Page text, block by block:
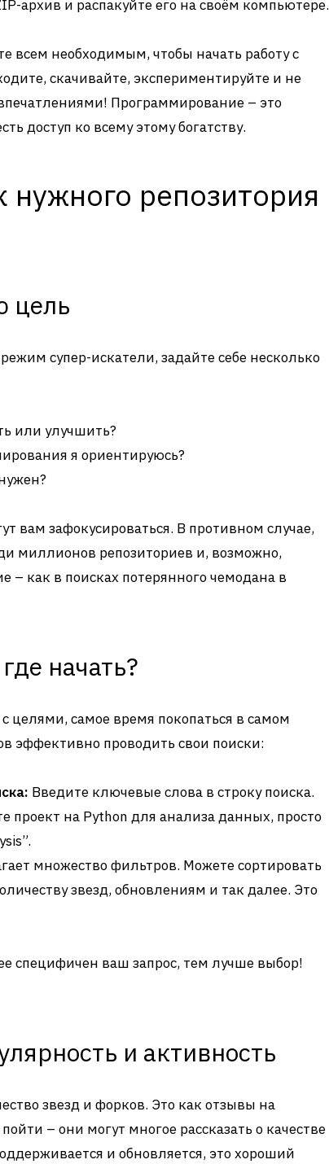
архив и распакуйте его на своём компьютере.
всем необходимым, чтобы начать работу с
скачивайте, экспериментируйте и не
Программирование – это
доступ ко всему этому богатству.
репозитория
цель
супер-искатели, задайте себе несколько
или улучшить?
я ориентируюсь?
вам зафокусироваться. В противном случае,
миллионов репозиториев и, возможно,
– как в поисках потерянного чемодана в
начать?
целями, самое время покопаться в самом
эффективно проводить свои поиски:
Введите ключевые слова в строку поиска.
проект на Python для анализа данных, просто
множество фильтров. Можете сортировать
звезд, обновлениям и так далее. Это
специфичен ваш запрос, тем лучше выбор!
и активность
звезд и форков. Это как отзывы на
– они могут многое рассказать о качестве
и обновляется, это хороший